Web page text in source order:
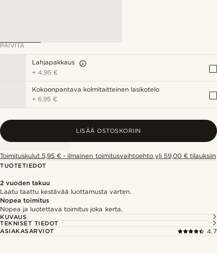
PÄIVITÄ
Lahjapakkaus
+4,95 €
Kokoonpantava kolmitaitteinen lasikotelo
+6,95 €
LISÄÄ OSTOSKORIIN
Toimituskulut 5,95 € - ilmainen toimitusvaihtoehto yli 59,00 € tilauksiin
TUOTETIEDOT
2 vuoden takuu
Laatu taattu kestävää luottamusta varten.
Nopea toimitus
Nopea ja luotettava toimitus joka kerta.
KUVAUS
TEKNISET TIEDOT
ASIAKASARVIOT
4.7